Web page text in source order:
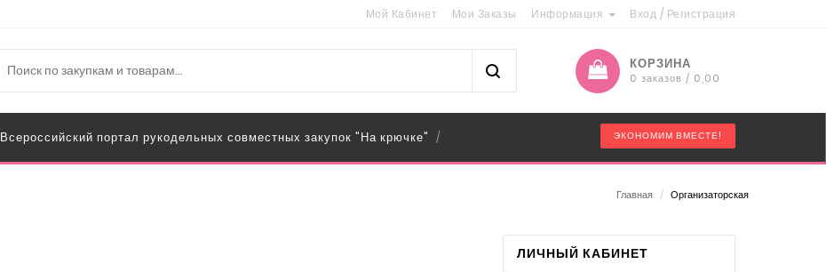
Мой Кабинет Мои Заказы Информация Вход / Регистрация
КОРЗИНА
0 заказов / 0,00
Всероссийский портал рукодельных совместных закупок "На крючке" / ЭКОНОМИМ ВМЕСТЕ!
Главная / Организаторская
ЛИЧНЫЙ КАБИНЕТ